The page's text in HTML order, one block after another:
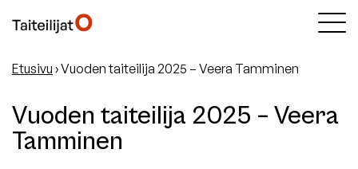
Etusivu ›Vuoden taiteilija 2025 – Veera Tamminen
Vuoden taiteilija 2025 – Veera
Tamminen